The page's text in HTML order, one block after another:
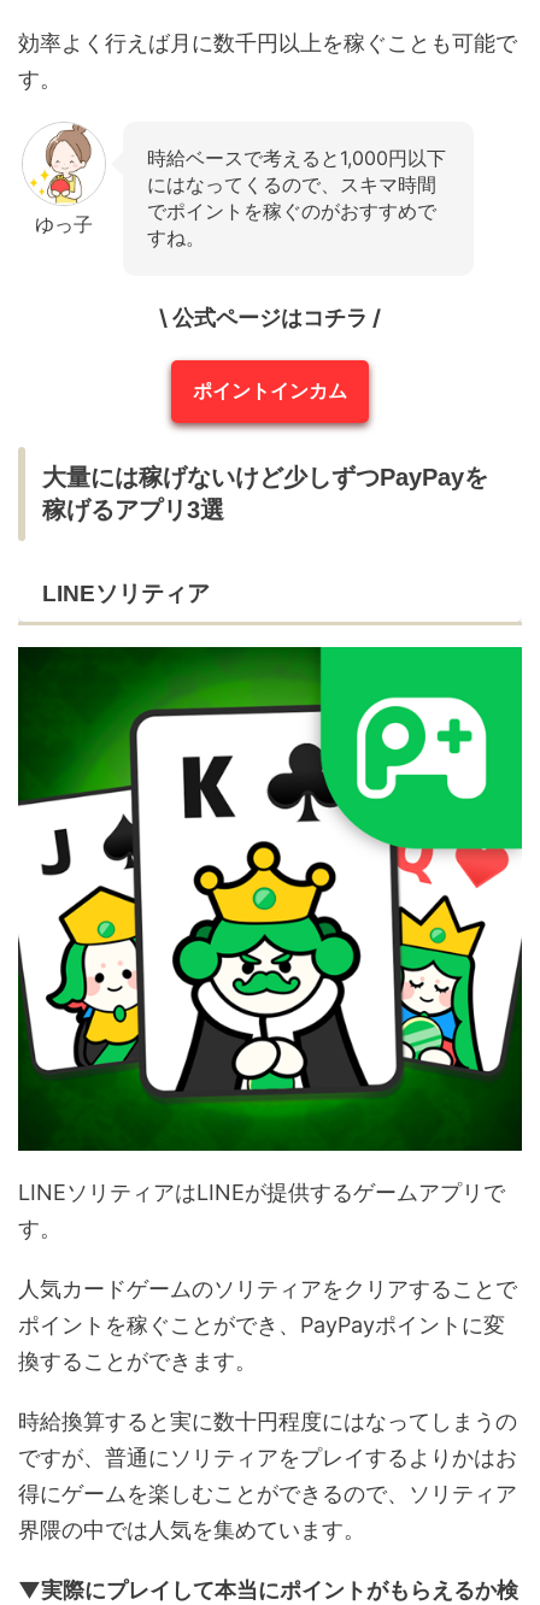
効率よく行えば月に数千円以上を稼ぐことも可能で
す。
ゆっ子
時給ベースで考えると1,000円以下
にはなってくるので、スキマ時間
でポイントを稼ぐのがおすすめで
すね。
\ 公式ページはコチラ /
ポイントインカム
大量には稼げないけど少しずつPayPayを
稼げるアプリ3選
LINEソリティア
LINEソリティアはLINEが提供するゲームアプリで
す。
人気カードゲームのソリティアをクリアすることで
ポイントを稼ぐことができ、PayPayポイントに変
換することができます。
時給換算すると実に数十円程度にはなってしまうの
ですが、普通にソリティアをプレイするよりかはお
得にゲームを楽しむことができるので、ソリティア
界隈の中では人気を集めています。
▼実際にプレイして本当にポイントがもらえるか検